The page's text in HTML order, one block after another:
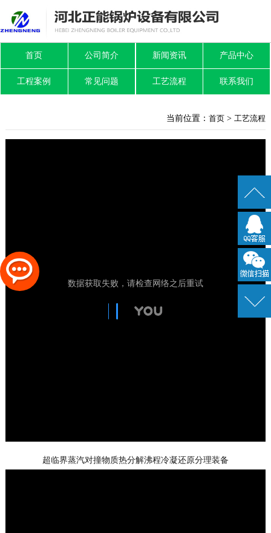
首页 公司简介 新闻资讯 产品中心
工程案例 常见问题 工艺流程 联系我们
当前位置：首页 >工艺流程
超临界蒸汽对撞物质热分解沸程冷凝还原分理装备